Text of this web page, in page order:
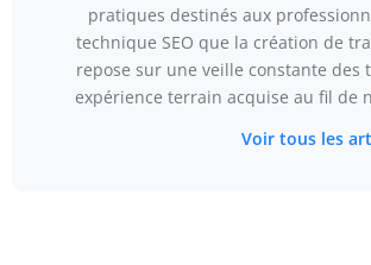
pratiques destinés aux
technique SEO que la création de
repose sur une veille constante des
expérience terrain acquise au fil de
Voir tous les